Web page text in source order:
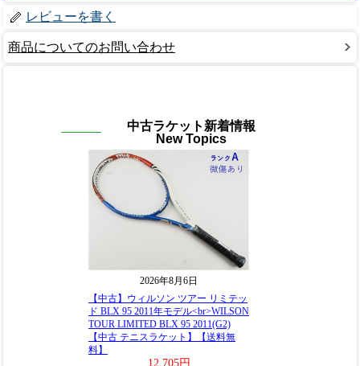
レビューを書く
商品についてのお問い合わせ
中古ラケット新着情報
New Topics